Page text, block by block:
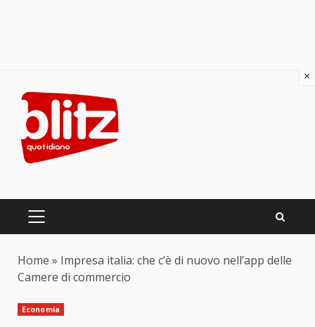
content
PRIMARY
Home » Impresa italia: che c’è di nuovo nell’app delle
Camere di commercio
Economia
×